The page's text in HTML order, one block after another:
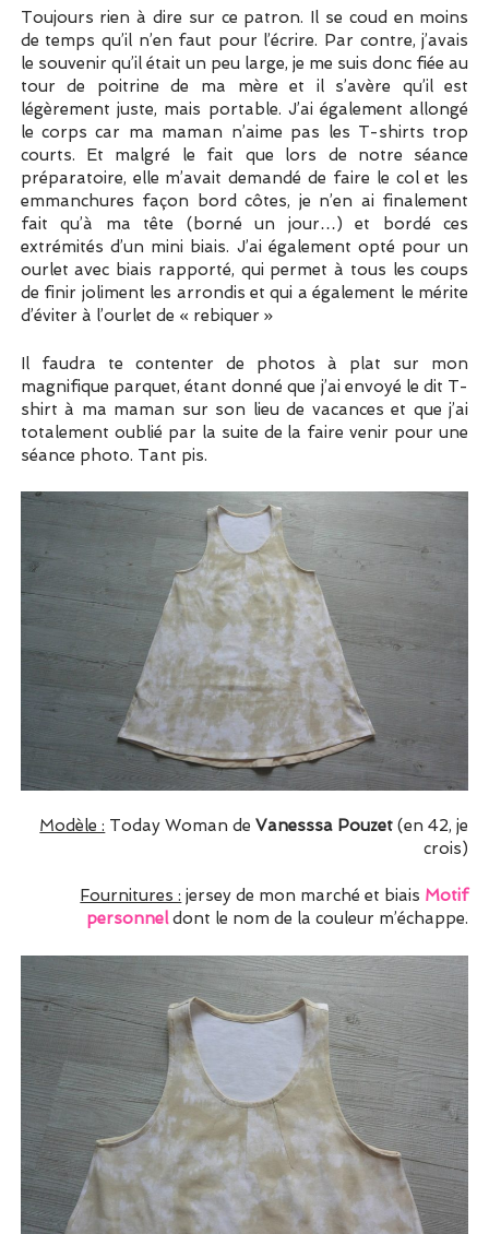
Toujours rien à dire sur ce patron. Il se coud en moins
de temps qu’il n’en faut pour l’écrire. Par contre, j’avais
le souvenir qu’il était un peu large, je me suis donc fiée au
tour de poitrine de ma mère et il s’avère qu’il est
légèrement juste, mais portable. J’ai également allongé
le corps car ma maman n’aime pas les T-shirts trop
courts. Et malgré le fait que lors de notre séance
préparatoire, elle m’avait demandé de faire le col et les
emmanchures façon bord côtes, je n’en ai finalement
fait qu’à ma tête (borné un jour…) et bordé ces
extrémités d’un mini biais. J’ai également opté pour un
ourlet avec biais rapporté, qui permet à tous les coups
de finir joliment les arrondis et qui a également le mérite
d’éviter à l’ourlet de « rebiquer »
Il faudra te contenter de photos à plat sur mon
magnifique parquet, étant donné que j’ai envoyé le dit T-
shirt à ma maman sur son lieu de vacances et que j’ai
totalement oublié par la suite de la faire venir pour une
séance photo. Tant pis.
Modèle : Today Woman deVanesssa Pouzet (en 42, je
crois)
Fournitures : jersey de mon marché et biais Motif
personneldont le nom de la couleur m’échappe.